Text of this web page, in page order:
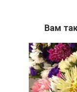
Вам